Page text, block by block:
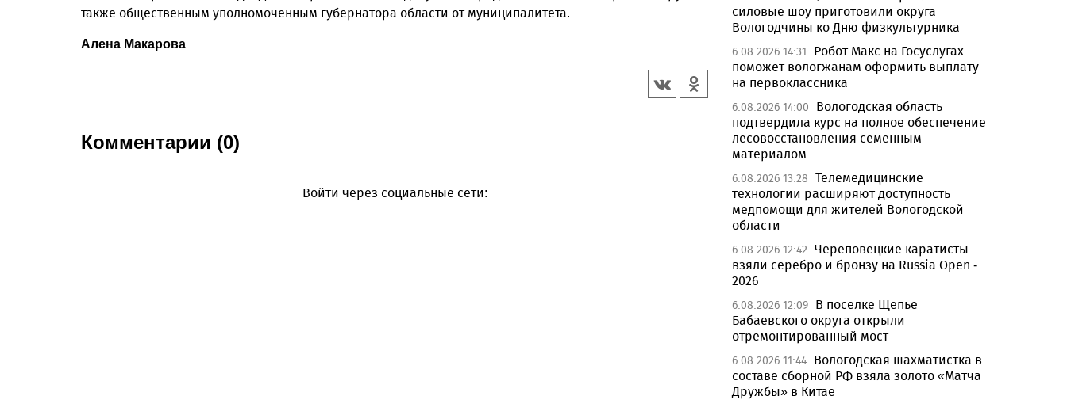
также общественным уполномоченным губернатора области от муниципалитета.
Алена Макарова
Комментарии (0)
Войти через социальные сети:
силовые шоу приготовили округа
Вологодчины ко Дню физкультурника
6.08.2026 14:31
Робот Макс на Госуслугах
поможет вологжанам оформить выплату
на первоклассника
6.08.2026 14:00
Вологодская область
подтвердила курс на полное обеспечение
лесовосстановления семенным
материалом
6.08.2026 13:28 Телемедицинские
технологии расширяют доступность
медпомощи для жителей Вологодской
области
6.08.2026 12:42 Череповецкие каратисты
взяли серебро и бронзу на Russia Open -
2026
6.08.2026 12:09 В поселке Щепье
Бабаевского округа открыли
отремонтированный мост
6.08.2026 11:44 Вологодская шахматистка в
составе сборной РФ взяла золото «Матча
Дружбы» в Китае